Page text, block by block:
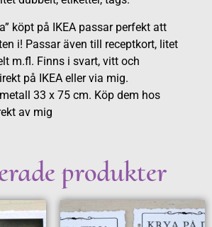
köpt på IKEA passar perfekt att
i! Passar även till receptkort, litet
m.fl. Finns i svart, vitt och
på IKEA eller via mig.
33 x 75 cm. Köp dem hos
av mig
produkter